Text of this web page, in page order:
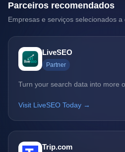
Parceiros recomendados
Empresas e serviços selecionados
LiveSEO
Partner
Turn your search data into more
Visit LiveSEO Today →
Trip.com